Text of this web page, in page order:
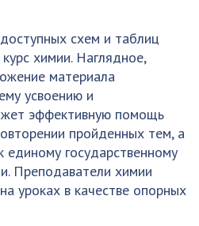
схем и таблиц
химии. Наглядное,
материала
усвоению и
эффективную помощь
пройденных тем, а
единому государственному
Преподаватели химии
уроках в качестве опорных